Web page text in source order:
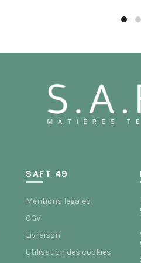
SAFT 49
Mentions legales
CGV
Livraison
Utilisation des cookies